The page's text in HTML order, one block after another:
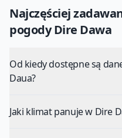
Najczęściej
pogodyDire Dawa
Od kiedy dostępne są
Daua?
Jaki klimat panuje w Dire